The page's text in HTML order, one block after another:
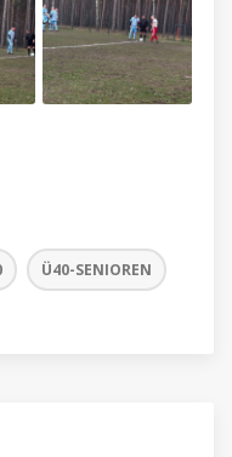
Ü40-SENIOREN